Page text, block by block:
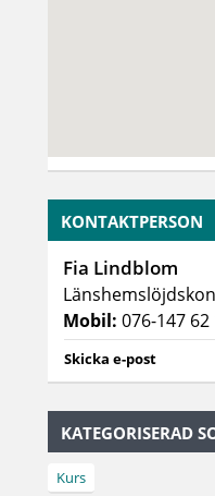
KONTAKTPERSON
Fia Lindblom
Mobil: 076-147 62
Skicka e-post
KATEGORISERAD
Kurs